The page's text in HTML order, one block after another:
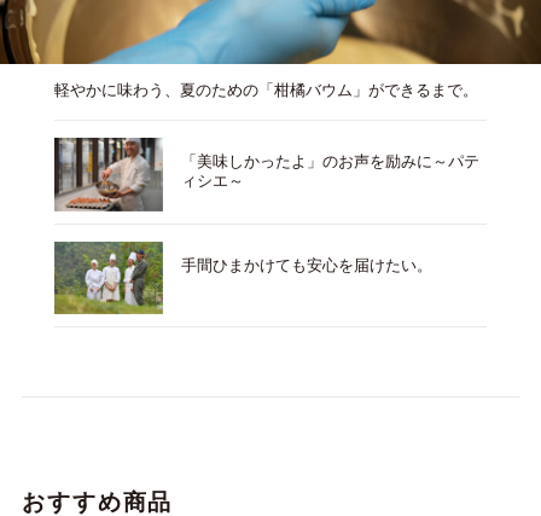
軽やかに味わう、夏のための「柑橘バウム」ができるまで。
「美味しかったよ」のお声を励みに～パテ
ィシエ～
手間ひまかけても安心を届けたい。
おすすめ商品